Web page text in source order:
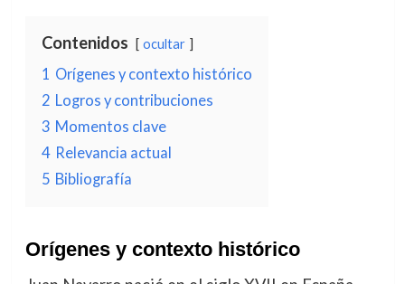
Contenidos ocultar
1 Orígenes y contexto histórico
2 Logros y contribuciones
3 Momentos clave
4 Relevancia actual
5 Bibliografía
Orígenes y contexto histórico